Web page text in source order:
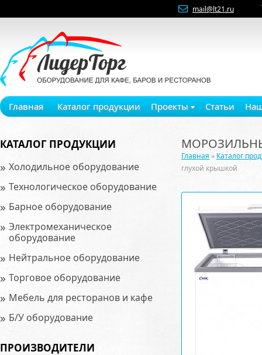
mail@lt21.ru
Главная Каталог продукции Проекты Статьи
КАТАЛОГ ПРОДУКЦИИ
» Холодильное оборудование
» Технологическое оборудование
» Барное оборудование
» Электромеханическое
оборудование
» Нейтральное оборудование
» Торговое оборудование
» Мебель для ресторанов и кафе
» Б/У оборудование
ПРОИЗВОДИТЕЛИ
Главная » Каталог
глухой крышкой